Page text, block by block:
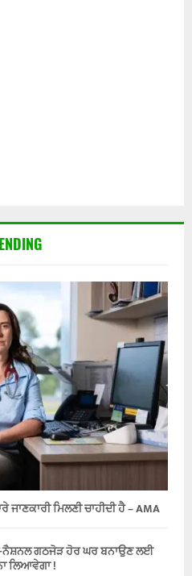
ਮਿਲਣੀ ਚਾਹੀਦੀ ਹੈ – AMA
ਨੈਸ਼ਨਲ ਗਠਜੋੜ ਹੋਰ ਘਰ ਬਨਾਉਣ ਲਈ
ਲਿਆਵੇਗਾ !